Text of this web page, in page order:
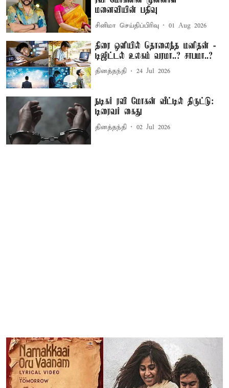
மனைவியின் பதிவு
சினிமா செய்திப்பிரிவு 01 Aug 2026
திரை ஒளியில் தொலைந்த மனிதன் -
டிஜிட்டல் உலகம் வரமா..? சாபமா..?
தினத்தந்தி 24 Jul 2026
நடிகர் ரவி மோகன் வீட்டில் திருட்டு:
டிரைவர் கைது
தினத்தந்தி 02 Jul 2026